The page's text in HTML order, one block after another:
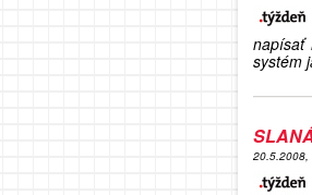
napísať
systém
20.5.2008,